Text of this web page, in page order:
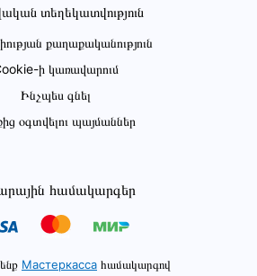
տեղեկատվություն
քաղաքականություն
ի կառավարում
Ինչպես գնել
օգտվելու պայմաններ
համակարգեր
Мастеркасса համակարգով